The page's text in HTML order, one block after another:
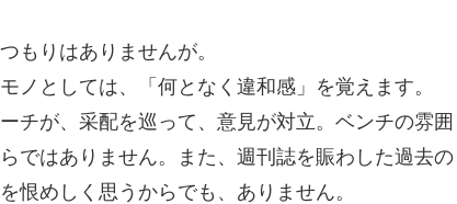
もりはありませんが。
ノとしては、「何となく違和感」を覚えます。
チが、采配を巡って、意見が対立。ベンチの雰囲
ではありません。また、週刊誌を賑わした過去の
恨めしく思うからでも、ありません。